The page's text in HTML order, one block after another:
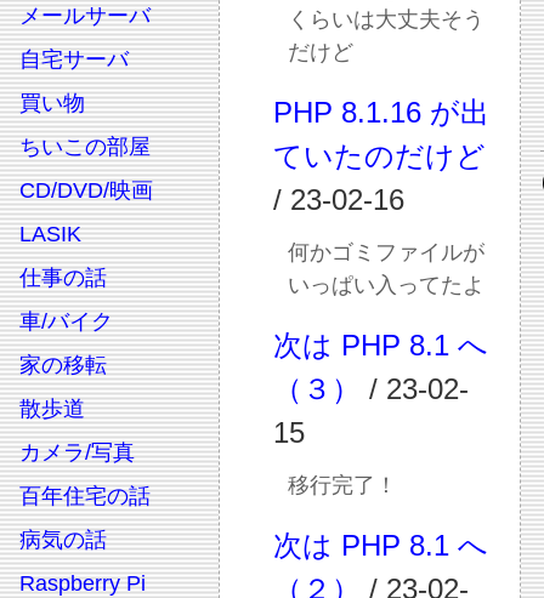
メールサーバ
自宅サーバ
買い物
ちいこの部屋
CD/DVD/映画
LASIK
仕事の話
車/バイク
家の移転
散歩道
カメラ/写真
百年住宅の話
病気の話
Raspberry Pi
くらいは大丈夫そう
だけど
PHP 8.1.16 が出
ていたのだけど
/ 23-02-16
何かゴミファイルが
いっぱい入ってたよ
次は PHP 8.1 へ
（３）
/ 23-02-
15
移行完了！
次は PHP 8.1 へ
（２）
/ 23-02-